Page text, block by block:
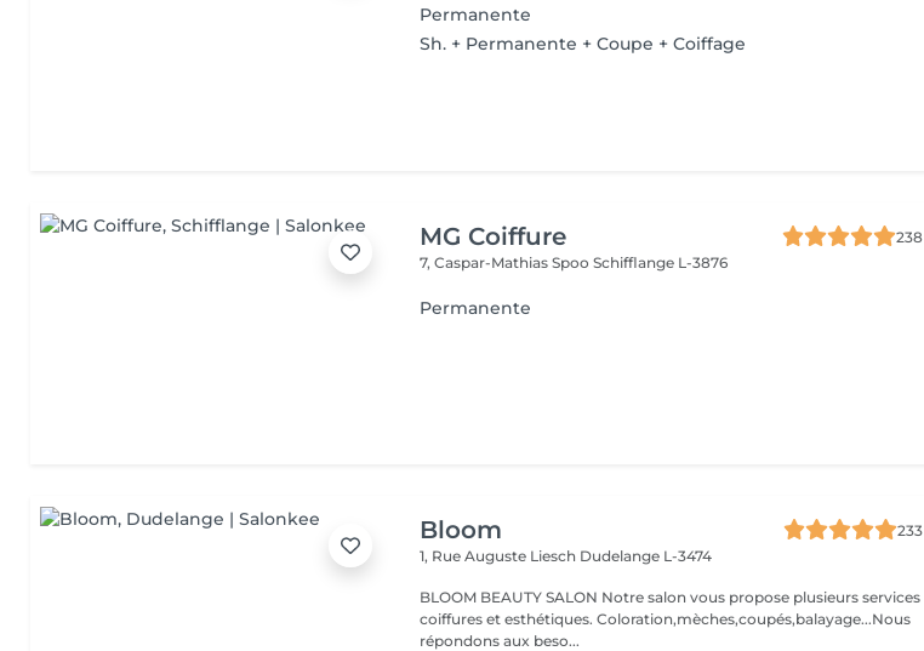
Permanente
Sh. + Permanente + Coupe + Coiffage
MG Coiffure
238
7, Caspar-Mathias SpooSchifflange L-3876
Permanente
Bloom
233
1, Rue Auguste Liesch Dudelange L-3474
BLOOM BEAUTY SALON Notre salon vous propose plusieurs services
coiffures et esthétiques. Coloration,mèches,coupés,balayage...Nous
répondons aux beso...